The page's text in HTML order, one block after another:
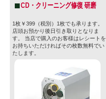
CD・クリーニング修復 研磨
1枚￥399（税別）1枚でも承ります。
店頭お預かり後日引き取りとなりま
す。 当店で購入のお客様はレシートを
お持ちいただければその枚数無料でい
たします。